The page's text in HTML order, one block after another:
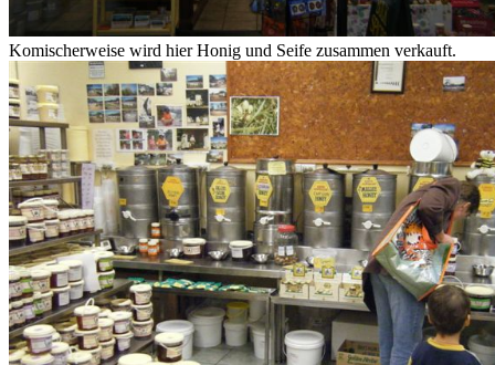
Komischerweise wird hier Honig und Seife zusammen verkauft.